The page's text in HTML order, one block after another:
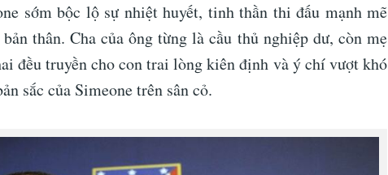
sớm bộc lộ sự nhiệt huyết, tinh thần thi đấu mạnh mẽ
thân. Cha của ông từng là cầu thủ nghiệp dư, còn mẹ
đều truyền cho con trai lòng kiên định và ý chí vượt khó
sắc của Simeone trên sân cỏ.